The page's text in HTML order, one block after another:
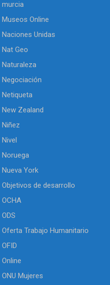
murcia
Museos Online
Naciones Unidas
Nat Geo
Naturaleza
Negociación
Netiqueta
New Zealand
Niñez
Nivel
Noruega
Nueva York
Objetivos de desarrollo
OCHA
ODS
Oferta Trabajo Humanitario
OFID
Online
ONU Mujeres